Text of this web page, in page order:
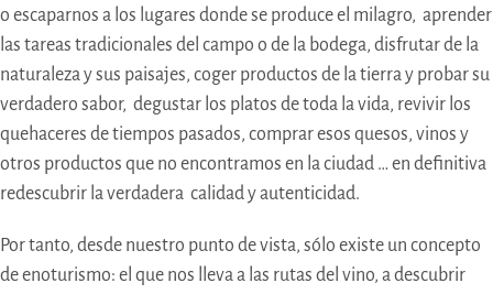
o escaparnos a los lugares donde se produce el milagro, aprender
las tareas tradicionales del campo o de la bodega, disfrutar de la
naturaleza y sus paisajes, coger productos de la tierra y probar su
verdadero sabor, degustar los platos de toda la vida, revivir los
quehaceres de tiempos pasados, comprar esos quesos, vinos y
otros productos que no encontramos en la ciudad … en definitiva
redescubrir la verdadera calidad y autenticidad.
Por tanto, desde nuestro punto de vista, sólo existe un concepto
de enoturismo: el que nos lleva a las rutas del vino, a descubrir